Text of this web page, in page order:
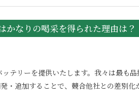
かなりの喝采を得られた理由は？
リーを提供いたします。我々は最も
追加することで、競合他社との差別化